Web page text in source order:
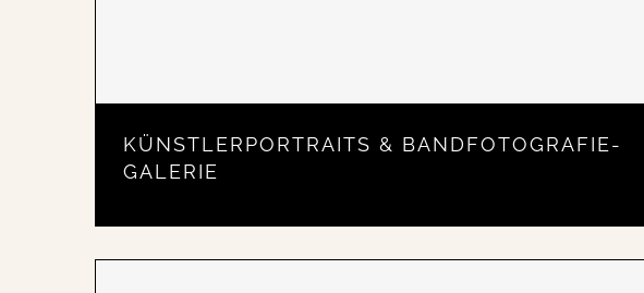
KÜNSTLERPORTRAITS & BANDFOTOGRAFIE-
GALERIE